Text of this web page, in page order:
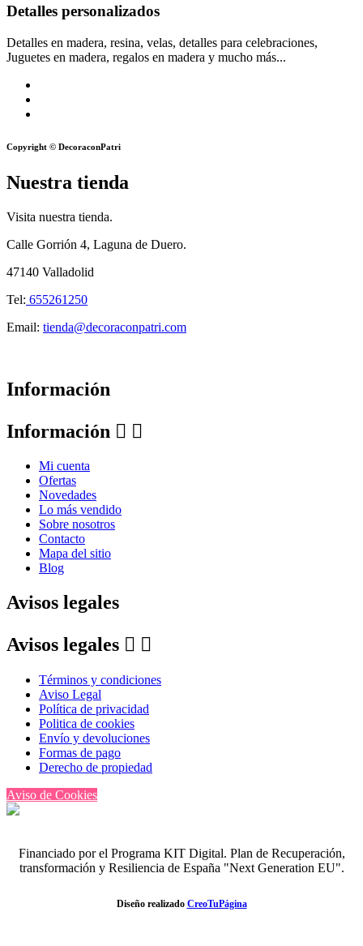
Detalles personalizados
Detalles en madera, resina, velas, detalles para celebraciones,
Juguetes en madera, regalos en madera y mucho más...
Copyright © DecoraconPatri
Nuestra tienda
Visita nuestra tienda.
Calle Gorrión 4, Laguna de Duero.
47140 Valladolid
Tel: 655261250
Email: tienda@decoraconpatri.com
Información
Información  
Mi cuenta
Ofertas
Novedades
Lo más vendido
Sobre nosotros
Contacto
Mapa del sitio
Blog
Avisos legales
Avisos legales  
Términos y condiciones
Aviso Legal
Política de privacidad
Politica de cookies
Envío y devoluciones
Formas de pago
Derecho de propiedad
Aviso de Cookies
Financiado por el Programa KIT Digital. Plan de Recuperación,
transformación y Resiliencia de España "Next Generation EU".
Diseño realizado CreoTuPágina